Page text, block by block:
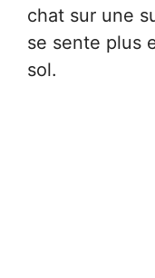
chat sur une
se sente plus
sol.